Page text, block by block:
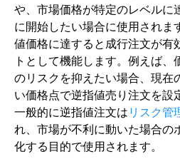
や、市場価格が特定のレベルに
に開始したい場合に使用されま
値価格に達すると成行注文が有
トとして機能します。例えば
のリスクを抑えたい場合、現在
い価格点で逆指値売り注文を設
一般的に逆指値注文は リスク管
れ、市場が不利に動いた場合の
化する目的で使用されます。